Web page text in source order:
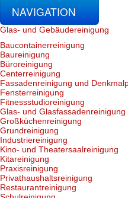
NAVIGATION
Glas- und Gebäudereinigung
Baucontainerreinigung
Baureinigung
Büroreinigung
Centerreinigung
Fassadenreinigung und
Fensterreinigung
Fitnessstudioreinigung
Glas- und Glasfassadenreinigung
Großküchenreinigung
Grundreinigung
Industriereinigung
Kino- und Theatersaalreinigung
Kitareinigung
Praxisreinigung
Privathaushaltsreinigung
Restaurantreinigung